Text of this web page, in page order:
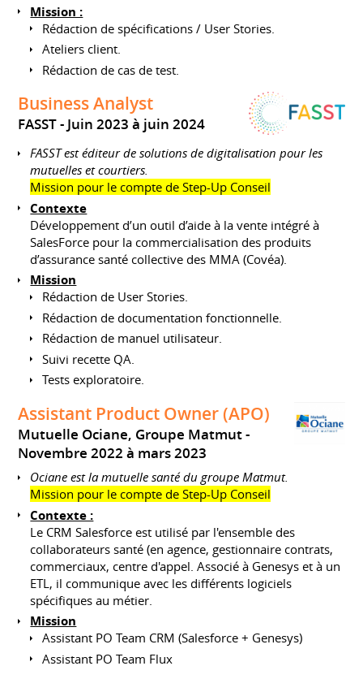
Mission :
Rédaction de spécifications / User Stories.
Ateliers client.
Rédaction de cas de test.
Business Analyst
FASST Juin 2023 à juin 2024
FASST est éditeur de solutions de digitalisation pour les
mutuelles et courtiers.
Mission pour le compte de Step-Up Conseil
Contexte
Développement d’un outil d’aide à la vente intégré à
SalesForce pour la commercialisation des produits
d’assurance santé collective des MMA (Covéa).
Mission
Rédaction de User Stories.
Rédaction de documentation fonctionnelle.
Rédaction de manuel utilisateur.
Suivi recette QA.
Tests exploratoire.
Assistant Product Owner (APO)
Mutuelle Ociane, Groupe Matmut
Novembre 2022 à mars 2023
Ociane est la mutuelle santé du groupe Matmut.
Mission pour le compte de Step-Up Conseil
Contexte :
Le CRM Salesforce est utilisé par l'ensemble des
collaborateurs santé (en agence, gestionnaire contrats,
commerciaux, centre d'appel. Associé à Genesys et à un
ETL, il communique avec les différents logiciels
spécifiques au métier.
Mission
Assistant PO Team CRM (Salesforce + Genesys)
Assistant PO Team Flux